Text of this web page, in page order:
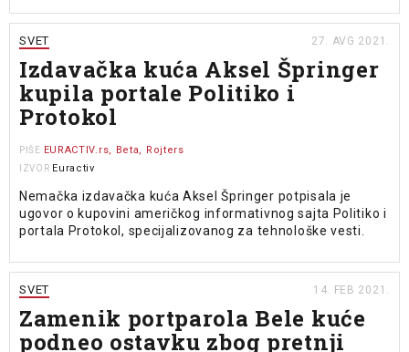
SVET 27. AVG 2021.
Izdavačka kuća Aksel Špringer
kupila portale Politiko i
Protokol
PIŠE EURACTIV.rs, Beta, Rojters
IZVOR Euractiv
Nemačka izdavačka kuća Aksel Špringer potpisala je
ugovor o kupovini američkog informativnog sajta Politiko i
portala Protokol, specijalizovanog za tehnološke vesti.
SVET 14. FEB 2021.
Zamenik portparola Bele kuće
podneo ostavku zbog pretnji